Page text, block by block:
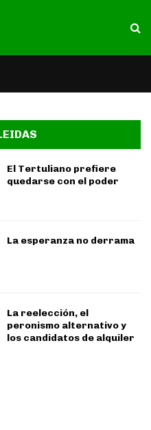
El Tertuliano prefiere
quedarse con el poder
La esperanza no derrama
La reelección, el
peronismo alternativo y
los candidatos de alquiler